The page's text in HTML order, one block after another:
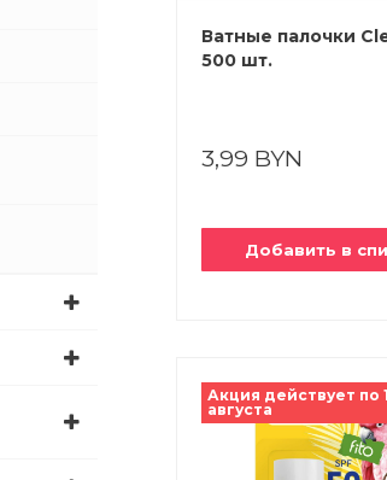
Ватные палочки
500 шт.
3,99 BYN
Добавить в
Акция действует по
августа